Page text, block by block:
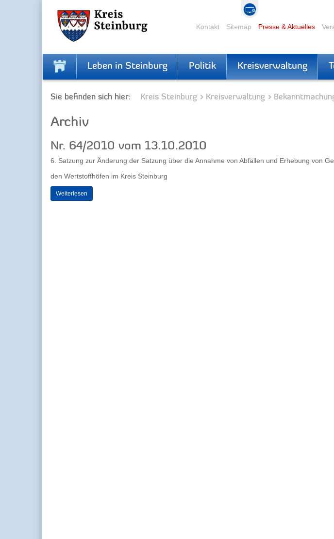
Kontakt Sitemap Presse & Aktuelles
Leben in Steinburg Politik Kreisverwaltung
Sie befinden sich hier: Kreis Steinburg Kreisverwaltung
Archiv
Nr. 64/2010 vom 13.10.2010
6. Satzung zur Änderung der Satzung über die Annahme von Abfällen und Erhebung von
den Wertstoffhöfen im Kreis Steinburg
Weiterlesen